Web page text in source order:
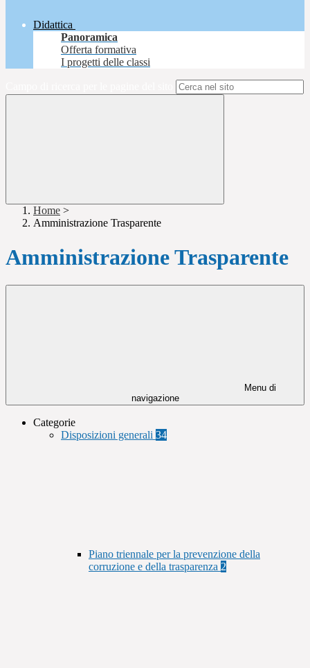
Didattica
Panoramica
Offerta formativa
I progetti delle classi
Home >
Amministrazione Trasparente
Amministrazione Trasparente
Menu di
navigazione
Categorie
Disposizioni generali 34
Piano triennale per la prevenzione della
corruzione e della trasparenza 2